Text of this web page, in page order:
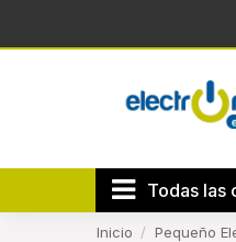
Todas las
Inicio Pequeño